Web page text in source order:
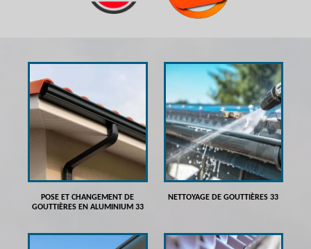
POSE ET CHANGEMENT DE
GOUTTIÈRES EN ALUMINIUM 33
NETTOYAGE DE GOUTTIÈRES 33